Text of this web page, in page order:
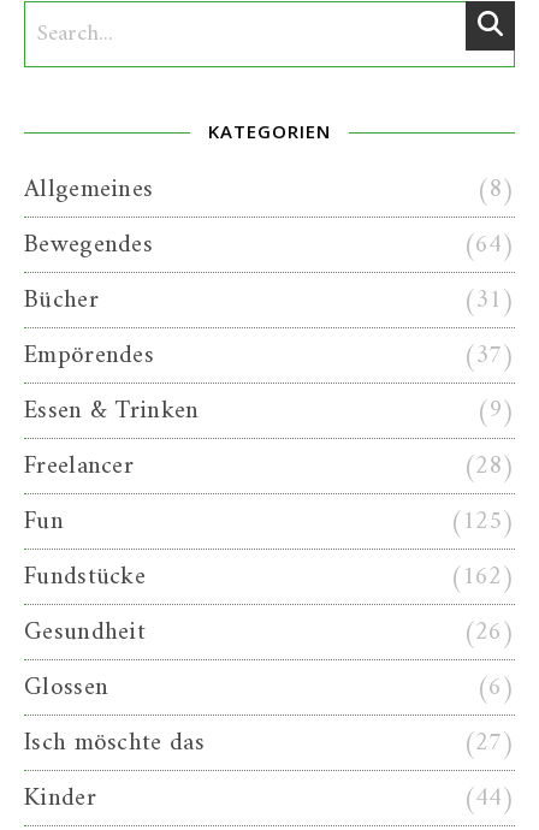
KATEGORIEN
Allgemeines
(8)
Bewegendes
(64)
Bücher
(31)
Empörendes
(37)
Essen & Trinken
(9)
Freelancer
(28)
Fun
(125)
Fundstücke
(162)
Gesundheit
(26)
Glossen
(6)
Isch möschte das
(27)
Kinder
(44)